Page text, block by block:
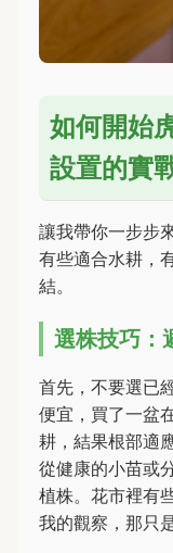
如何開始
設置的實
讓我帶你一步步
有些適合水耕，
結。
選株技巧：
首先，不要選已
便宜，買了一盆
耕，結果根部適
從健康的小苗或
植株。花市裡有
我的觀察，那只